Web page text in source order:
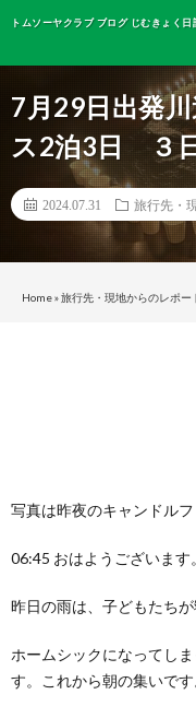
トムソーヤクラブ ブログ じむきょく日
7月29日出発
ス2泊3日 ３
2024.07.31 旅行先・
Home»旅行先・現地からのレポー
写真は昨夜のキャンドルフ
06:45 おはようございます
昨日の雨は、子どもたちが
ホームシックになってし
す。これから朝の集いです